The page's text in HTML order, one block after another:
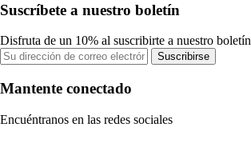
Suscríbete a nuestro boletín
Disfruta de un 10% al suscribirte a nuestro boletín
Suscribirse
Mantente conectado
Encuéntranos en las redes sociales